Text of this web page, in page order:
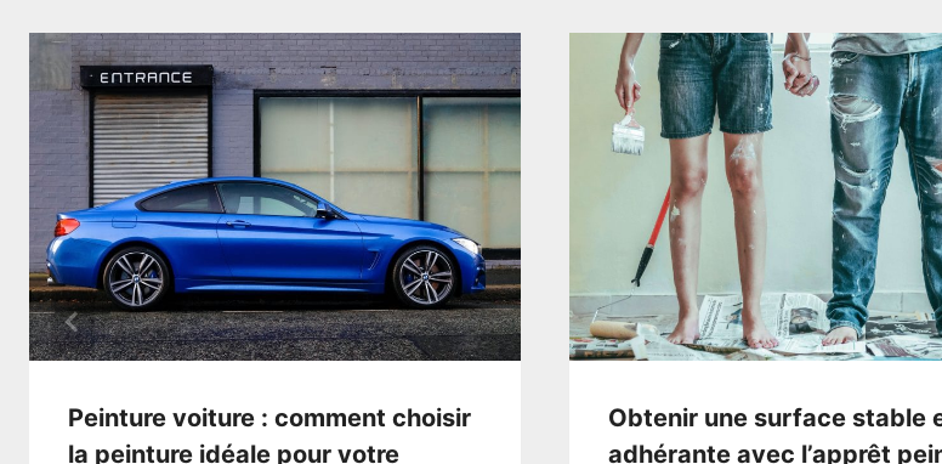
Peinture voiture : comment choisir
la peinture idéale pour votre
Obtenir une surface stable
adhérante avec l’apprêt